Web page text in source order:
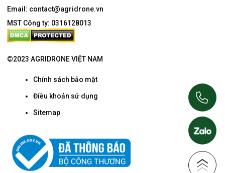
Email: contact@agridrone.vn
MST Công ty: 0316128013
©2023 AGRIDRONE VIỆT NAM
Chính sách bảo mật
Điều khoản sử dụng
Sitemap